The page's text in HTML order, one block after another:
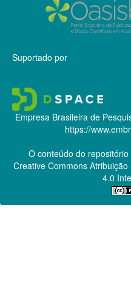
Suportado por
Empresa Brasileira de
https://
O conteúdo do
Creative CommonsAtribuição
4.0